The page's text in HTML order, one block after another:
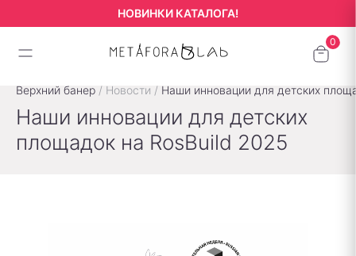
НОВИНКИ КАТАЛОГА!
Верхний банер / Новости / Наши инновации для детских
Наши инновации для детских
площадок на RosBuild 2025